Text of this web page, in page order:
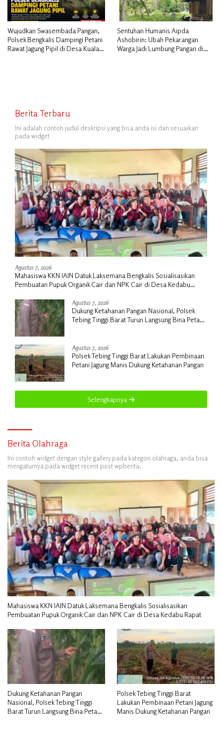
Wujudkan Swasembada Pangan,
Polsek Bengkalis Dampingi Petani
Rawat Jagung Pipil di Desa Kuala
Sentuhan Humanis Aipda
Ashobirin: Ubah Pekarangan
Warga Jadi Lumbung Pangan di
Berita Terbaru
Ini adalah contoh judul deskripsi yang bisa anda isi dan sesuaikan
pada widget
Agustus 7, 2026
Mahasiswa KKN IAIN Datuk Laksemana Bengkalis Sosialisasikan
Pembuatan Pupuk Organik Cair dan NPK Cair di Desa Kedabu
Agustus 7, 2026
Dukung Ketahanan Pangan Nasional, Polsek
Tebing Tinggi Barat Turun Langsung Bina Petani
Agustus 7, 2026
Polsek Tebing Tinggi Barat Lakukan Pembinaan
Petani Jagung Manis Dukung Ketahanan Pangan
Selengkapnya
Berita Olahraga
Ini contoh widget dengan style gallery pada kategori olahraga, anda bisa
mengaturnya pada widget recent post wpberita.
Mahasiswa KKN IAIN Datuk Laksemana Bengkalis Sosialisasikan
Pembuatan Pupuk Organik Cair dan NPK Cair di Desa Kedabu Rapat
Dukung Ketahanan Pangan
Nasional, Polsek Tebing Tinggi
Barat Turun Langsung Bina Petani
Polsek Tebing Tinggi Barat
Lakukan Pembinaan Petani Jagung
Manis Dukung Ketahanan Pangan